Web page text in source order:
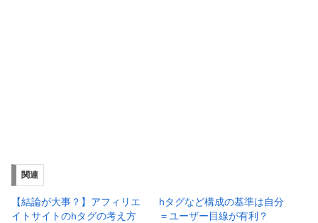
関連
【結論が大事？】アフィリエ
イトサイトのhタグの考え方
hタグなど構成の基準は自分
＝ユーザー目線が有利？